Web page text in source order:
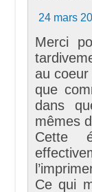
24 mars
Merci
au
que
dans
mêmes
Cette
Ce qui